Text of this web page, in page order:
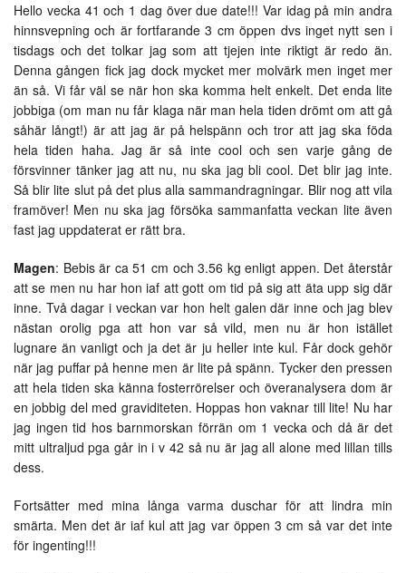
Hello vecka 41 och 1 dag över due date!!! Var idag på min andra
hinnsvepning och är fortfarande 3 cm öppen dvs inget nytt sen i
tisdags och det tolkar jag som att tjejen inte riktigt är redo än.
Denna gången fick jag dock mycket mer molvärk men inget mer
än så. Vi får väl se när hon ska komma helt enkelt. Det enda lite
jobbiga (om man nu får klaga när man hela tiden drömt om att gå
såhär långt!) är att jag är på helspänn och tror att jag ska föda
hela tiden haha. Jag är så inte cool och sen varje gång de
försvinner tänker jag att nu, nu ska jag bli cool. Det blir jag inte.
Så blir lite slut på det plus alla sammandragningar. Blir nog att vila
framöver! Men nu ska jag försöka sammanfatta veckan lite även
fast jag uppdaterat er rätt bra.
Magen: Bebis är ca 51 cm och 3.56 kg enligt appen. Det återstår
att se men nu har hon iaf att gott om tid på sig att äta upp sig där
inne. Två dagar i veckan var hon helt galen där inne och jag blev
nästan orolig pga att hon var så vild, men nu är hon istället
lugnare än vanligt och ja det är ju heller inte kul. Får dock gehör
när jag puffar på henne men är lite på spänn. Tycker den pressen
att hela tiden ska känna fosterrörelser och överanalysera dom är
en jobbig del med graviditeten. Hoppas hon vaknar till lite! Nu har
jag ingen tid hos barnmorskan förrän om 1 vecka och då är det
mitt ultraljud pga går in i v 42 så nu är jag all alone med lillan tills
dess.
Fortsätter med mina långa varma duschar för att lindra min
smärta. Men det är iaf kul att jag var öppen 3 cm så var det inte
för ingenting!!!